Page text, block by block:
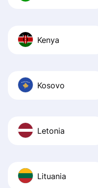
Kenya
Kosovo
Letonia
Lituania